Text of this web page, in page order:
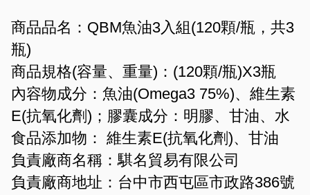
商品品名：QBM魚油3入組(120顆/瓶，共3
瓶)
商品規格(容量、重量)：(120顆/瓶)X3瓶
內容物成分：魚油(Omega3 75%)、維生素
E(抗氧化劑)；膠囊成分：明膠、甘油、水
食品添加物： 維生素E(抗氧化劑)、甘油
負責廠商名稱：騏名貿易有限公司
負責廠商地址：台中市西屯區市政路386號